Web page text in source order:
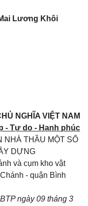
Lương Khôi
NGHĨA VIỆT NAM
- Tự do - Hạnh phúc
NHÀ THẦU MỘT SỐ
DỰNG
và cụm kho vật
- quận Bình
ngày 09 tháng 3